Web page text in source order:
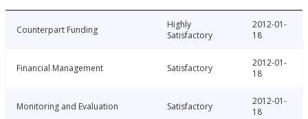
Counterpart Funding
Highly
Satisfactory
2012-01-
18
Financial Management Satisfactory
2012-01-
18
Monitoring and Evaluation Satisfactory
2012-01-
18